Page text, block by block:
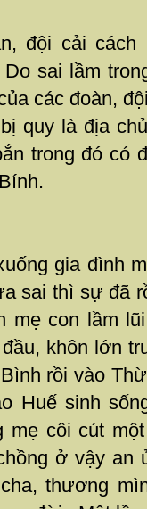
đội cải cách
sai lầm
các đoàn,
quy là địa
trong đó có
gia đình
sai thì sự đã
mẹ con lầm
khôn lớn
rồi vào
Huế sinh
côi cút
ở vậy
thương